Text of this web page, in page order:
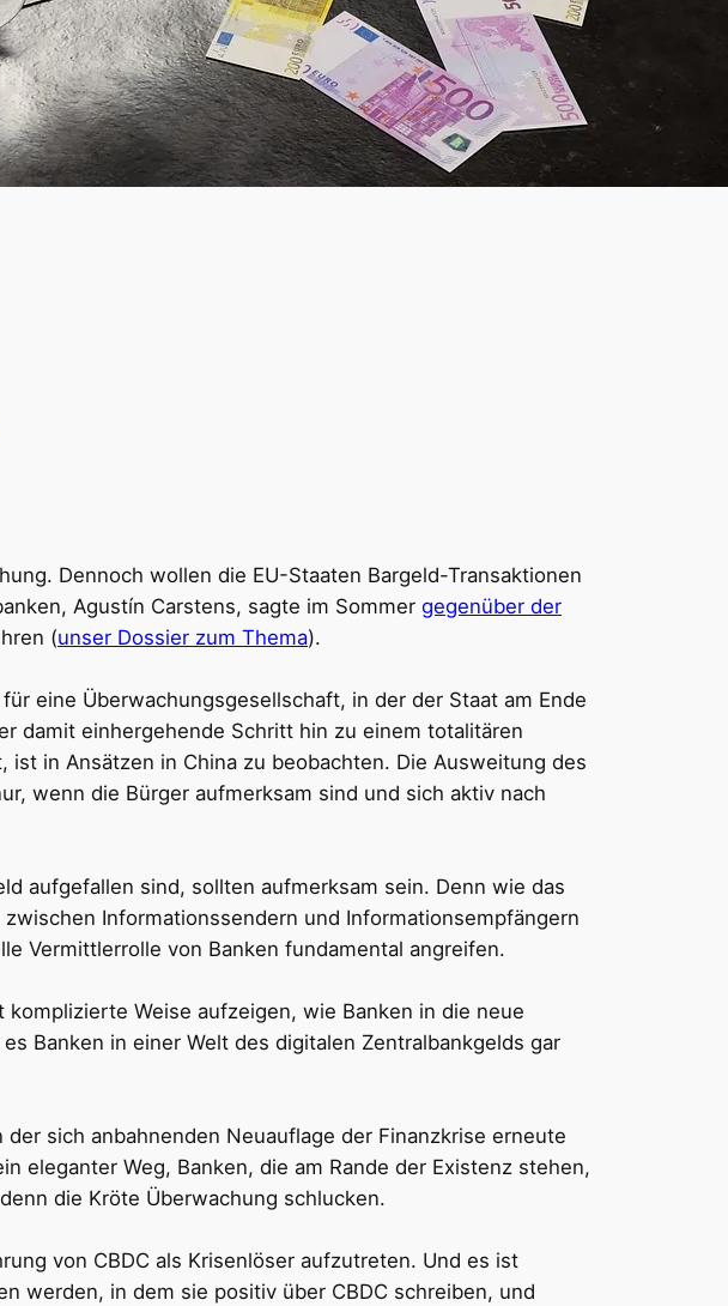
Dennoch wollen die EU-Staaten Bargeld-Transaktionen
Agustín Carstens, sagte im Sommer gegenüber der
(unser Dossier zum Thema).
eine Überwachungsgesellschaft, in der der Staat am Ende
damit einhergehende Schritt hin zu einem totalitären
in Ansätzen in China zu beobachten. Die Ausweitung des
wenn die Bürger aufmerksam sind und sich aktiv nach
aufgefallen sind, sollten aufmerksam sein. Denn wie das
Informationssendern und Informationsempfängern
Vermittlerrolle von Banken fundamental angreifen.
Weise aufzeigen, wie Banken in die neue
Banken in einer Welt des digitalen Zentralbankgelds gar
sich anbahnenden Neuauflage der Finanzkrise erneute
eleganter Weg, Banken, die am Rande der Existenz stehen,
die Kröte Überwachung schlucken.
von CBDC als Krisenlöser aufzutreten. Und es ist
werden, in dem sie positiv über CBDC schreiben, und